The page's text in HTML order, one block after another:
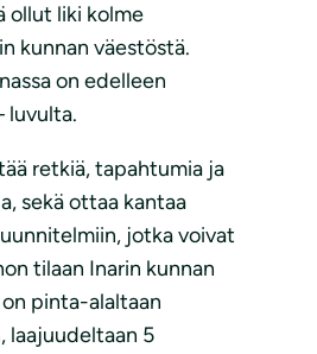
ollut liki kolme
kunnan väestöstä.
on edelleen
luvulta.
retkiä, tapahtumia ja
sekä ottaa kantaa
jotka voivat
tilaan Inarin kunnan
pinta-alaltaan
laajuudeltaan 5